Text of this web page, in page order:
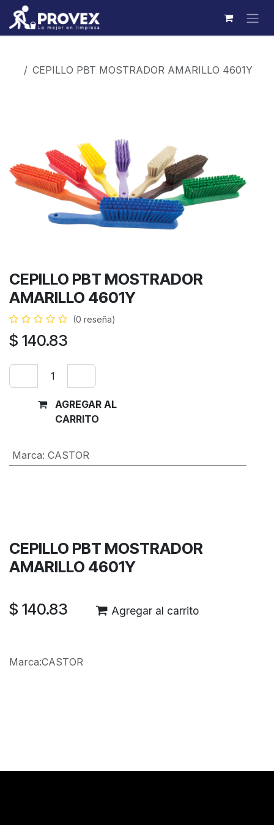
Ir al contenido
CEPILLO PBT MOSTRADOR AMARILLO 4601Y
CEPILLO PBT MOSTRADOR
AMARILLO 4601Y
(0 reseña)
$ 140.83
AGREGAR AL
CARRITO
Marca: CASTOR
CEPILLO PBT MOSTRADOR
AMARILLO 4601Y
$ 140.83 Agregar al carrito
Marca:CASTOR